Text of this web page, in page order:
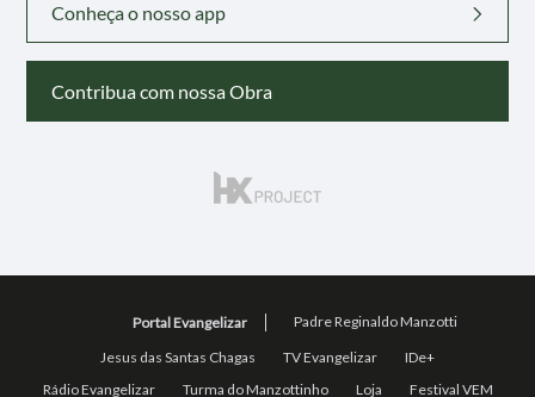
Conheça o nosso app
Contribua com nossa Obra